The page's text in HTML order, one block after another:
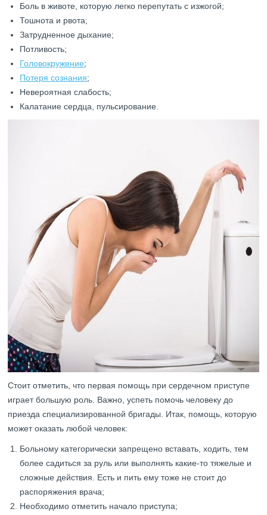
Боль в животе, которую легко перепутать с изжогой;
Тошнота и рвота;
Затрудненное дыхание;
Потливость;
Головокружение;
Потеря сознания;
Невероятная слабость;
Калатание сердца, пульсирование.
Стоит отметить, что первая помощь при сердечном приступе
играет большую роль. Важно, успеть помочь человеку до
приезда специализированной бригады. Итак, помощь, которую
может оказать любой человек:
Больному категорически запрещено вставать, ходить, тем
более садиться за руль или выполнять какие-то тяжелые и
сложные действия. Есть и пить ему тоже не стоит до
распоряжения врача;
Необходимо отметить начало приступа;